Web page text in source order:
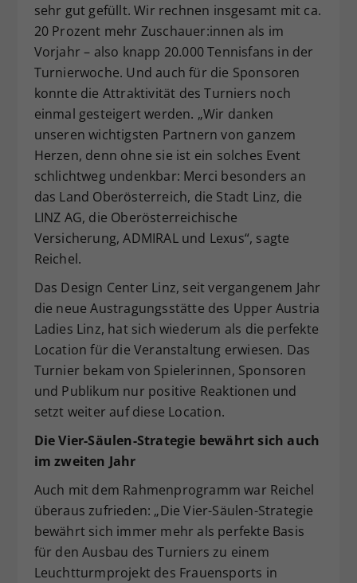
sehr gut gefüllt. Wir rechnen insgesamt mit ca.
20 Prozent mehr Zuschauer:innen als im
Vorjahr – also knapp 20.000 Tennisfans in der
Turnierwoche. Und auch für die Sponsoren
konnte die Attraktivität des Turniers noch
einmal gesteigert werden. „Wir danken
unseren wichtigsten Partnern von ganzem
Herzen, denn ohne sie ist ein solches Event
schlichtweg undenkbar: Merci besonders an
das Land Oberösterreich, die Stadt Linz, die
LINZ AG, die Oberösterreichische
Versicherung, ADMIRAL und Lexus“, sagte
Reichel.
Das Design Center Linz, seit vergangenem Jahr
die neue Austragungsstätte des Upper Austria
Ladies Linz, hat sich wiederum als die perfekte
Location für die Veranstaltung erwiesen. Das
Turnier bekam von Spielerinnen, Sponsoren
und Publikum nur positive Reaktionen und
setzt weiter auf diese Location.
Die Vier-Säulen-Strategie bewährt sich auch
im zweiten Jahr
Auch mit dem Rahmenprogramm war Reichel
überaus zufrieden: „Die Vier-Säulen-Strategie
bewährt sich immer mehr als perfekte Basis
für den Ausbau des Turniers zu einem
Leuchtturmprojekt des Frauensports in